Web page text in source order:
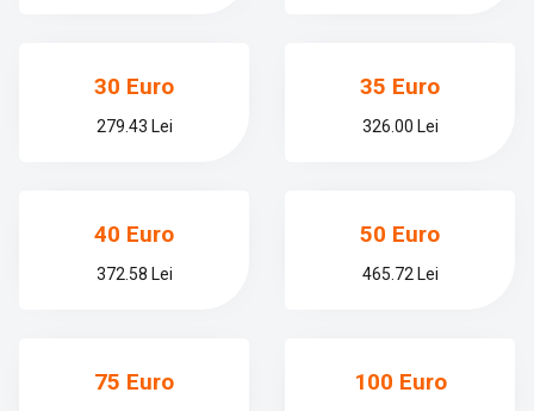
30 Euro
279.43 Lei
35 Euro
326.00 Lei
40 Euro
372.58 Lei
50 Euro
465.72 Lei
75 Euro 100 Euro